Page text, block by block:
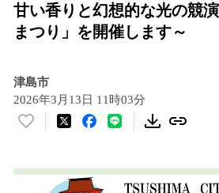
甘い香りと幻想的な光の競
まつり」を開催します～
津島市
2026年3月13日 11時03分
い
！